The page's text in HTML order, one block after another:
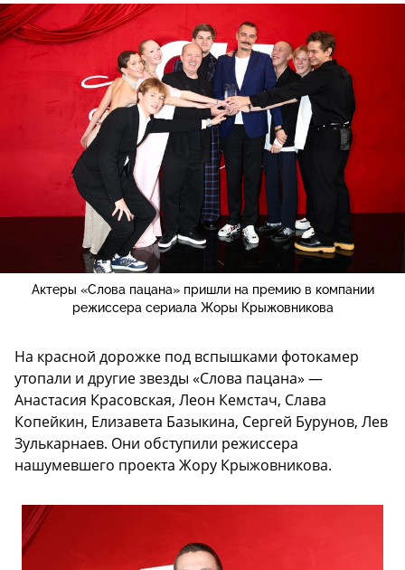
Актеры «Слова пацана» пришли на премию в компании
режиссера сериала Жоры Крыжовникова
На красной дорожке под вспышками фотокамер
утопали и другие звезды «Слова пацана» —
Анастасия Красовская, Леон Кемстач, Слава
Копейкин, Елизавета Базыкина, Сергей Бурунов, Лев
Зулькарнаев. Они обступили режиссера
нашумевшего проекта Жору Крыжовникова.